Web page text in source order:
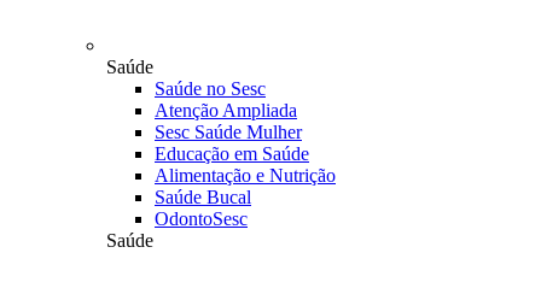
Saúde
Saúde no Sesc
Atenção Ampliada
Sesc Saúde Mulher
Educação em Saúde
Alimentação e Nutrição
Saúde Bucal
OdontoSesc
Saúde